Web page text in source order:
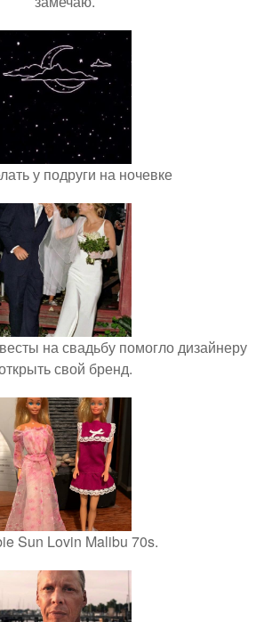
у подруги на ночевке
на свадьбу помогло дизайнеру
свой бренд.
Sun Lovin Malibu 70s.